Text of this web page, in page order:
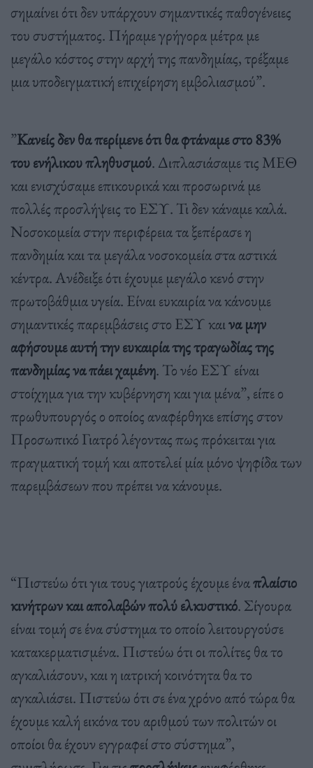
σημαίνει ότι δεν υπάρχουν σημαντικές παθογένειες
του συστήματος. Πήραμε γρήγορα μέτρα με
μεγάλο κόστος στην αρχή της πανδημίας, τρέξαμε
μια υποδειγματική επιχείρηση εμβολιασμού”.
”Κανείς δεν θα περίμενε ότι θα φτάναμε στο 83%
του ενήλικου πληθυσμού. Διπλασιάσαμε τις ΜΕΘ
και ενισχύσαμε επικουρικά και προσωρινά με
πολλές προσλήψεις το ΕΣΥ. Τι δεν κάναμε καλά.
Νοσοκομεία στην περιφέρεια τα ξεπέρασε η
πανδημία και τα μεγάλα νοσοκομεία στα αστικά
κέντρα. Ανέδειξε ότι έχουμε μεγάλο κενό στην
πρωτοβάθμια υγεία. Είναι ευκαιρία να κάνουμε
σημαντικές παρεμβάσεις στο ΕΣΥ καινα μην
αφήσουμε αυτή την ευκαιρία της τραγωδίας της
πανδημίας να πάει χαμένη. Το νέο ΕΣΥ είναι
στοίχημα για την κυβέρνηση και για μένα”, είπε ο
πρωθυπουργός ο οποίος αναφέρθηκε επίσης στον
Προσωπικό Γιατρό λέγοντας πως πρόκειται για
πραγματική τομή και αποτελεί μία μόνο ψηφίδα των
παρεμβάσεων που πρέπει να κάνουμε.
“Πιστεύω ότι για τους γιατρούς έχουμε έναπλαίσιο
κινήτρων και απολαβών πολύ ελκυστικό. Σίγουρα
είναι τομή σε ένα σύστημα το οποίο λειτουργούσε
κατακερματισμένα. Πιστεύω ότι οι πολίτες θα το
αγκαλιάσουν, και η ιατρική κοινότητα θα το
αγκαλιάσει. Πιστεύω ότι σε ένα χρόνο από τώρα θα
έχουμε καλή εικόνα του αριθμού των πολιτών οι
οποίοι θα έχουν εγγραφεί στο σύστημα”,